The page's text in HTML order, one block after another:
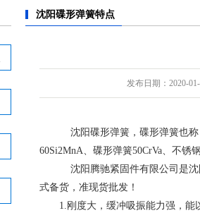
发布日期：2020-
沈阳碟形弹簧，碟形弹簧也称
60Si2MnA、碟形弹簧50CrVa、不锈
沈阳腾驰紧固件有限公司是沈
式备货，准现货批发！
1.刚度大，缓冲吸振能力强，能